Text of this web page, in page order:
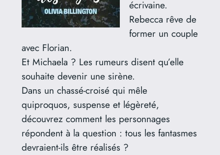
écrivaine.
Rebecca rêve de
former un couple
avec Florian.
Et Michaela ? Les rumeurs disent qu’elle
souhaite devenir une sirène.
Dans un chassé-croisé qui mêle
quiproquos, suspense et légèreté,
découvrez comment les personnages
répondent à la question : tous les fantasmes
devraient-ils être réalisés ?